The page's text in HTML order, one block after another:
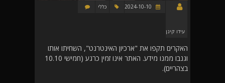
עידו קינן
כללי
האקרים תקפו את "ארכיון האינטרנט", השחיתו אותו
וגנבו ממנו מידע. האתר אינו זמין כרגע (חמישי 10.10
בצהריים).